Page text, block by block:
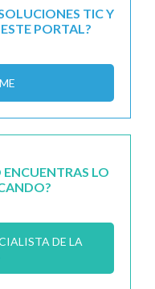
TIC Y
PORTAL?
ENCUENTRAS LO
DE LA